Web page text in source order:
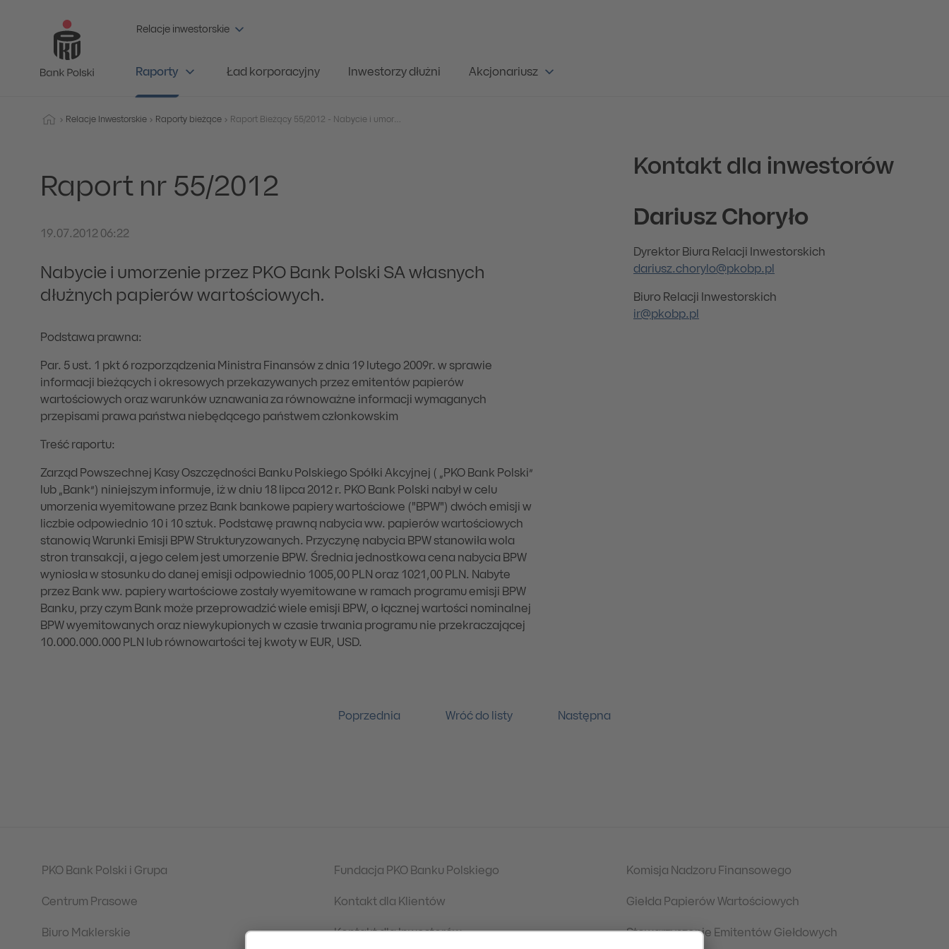
Relacje inwestorskie
Raporty Ład korporacyjny Inwestorzy dłużni Akcjonariusz
Relacje Inwestorskie Raporty bieżące
Raport nr 55/2012
19.07.2012 06:22
Nabycie i umorzenie przez PKO Bank Polski SA własnych
dłużnych papierów wartościowych.
Podstawa prawna:
Par. 5 ust. 1 pkt 6 rozporządzenia Ministra Finansów z dnia 19 lutego 2009r. w sprawie
informacji bieżących i okresowych przekazywanych przez emitentów papierów
wartościowych oraz warunków uznawania za równoważne informacji wymaganych
przepisami prawa państwa niebędącego państwem członkowskim
Treść raportu:
Zarząd Powszechnej Kasy Oszczędności Banku Polskiego Spółki Akcyjnej ( „PKO Bank Polski”
lub „Bank”) niniejszym informuje, iż w dniu 18 lipca 2012 r. PKO Bank Polski nabył w celu
umorzenia wyemitowane przez Bank bankowe papiery wartościowe ("BPW") dwóch emisji w
liczbie odpowiednio 10 i 10 sztuk. Podstawę prawną nabycia ww. papierów wartościowych
stanowią Warunki Emisji BPW Strukturyzowanych. Przyczynę nabycia BPW stanowiła wola
stron transakcji, a jego celem jest umorzenie BPW. Średnia jednostkowa cena nabycia BPW
wyniosła w stosunku do danej emisji odpowiednio 1005,00 PLN oraz 1021,00 PLN. Nabyte
przez Bank ww. papiery wartościowe zostały wyemitowane w ramach programu emisji BPW
Banku, przy czym Bank może przeprowadzić wiele emisji BPW, o łącznej wartości nominalnej
BPW wyemitowanych oraz niewykupionych w czasie trwania programu nie przekraczającej
10.000.000.000 PLN lub równowartości tej kwoty w EUR, USD.
Kontakt dla inwestorów
Dariusz Choryło
Dyrektor Biura Relacji Inwestorskich
dariusz.chorylo@pkobp.pl
Biuro Relacji Inwestorskich
ir@pkobp.pl
Poprzednia Wróć do listy Następna
PKO Bank Polski i Grupa
Centrum Prasowe
Biuro Maklerskie
Fundacja PKO Banku Polskiego
Kontakt dla Klientów
Kontakt dla Inwestorów
Komisja Nadzoru Finansowego
Giełda Papierów Wartościowych
Stowarzyszenie Emitentów Giełdowych